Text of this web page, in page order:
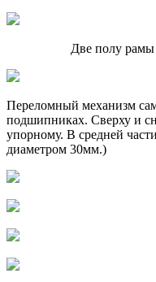
Две полу рамы
Переломный механизм
подшипниках. Сверху и
упорному. В средней
диаметром 30мм.)